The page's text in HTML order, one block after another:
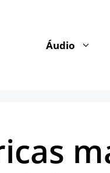
Áudio